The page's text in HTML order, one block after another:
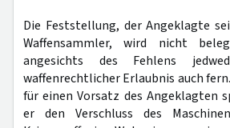
Die Feststellung, der Angeklagte
Waffensammler, wird nicht
angesichts des Fehlens
waffenrechtlicher Erlaubnis auch
für einen Vorsatz des Angeklagten
er den Verschluss des